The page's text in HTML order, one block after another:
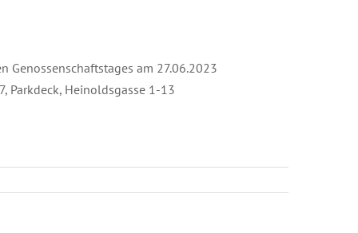
am 27.06.2023
Parkdeck, Heinoldsgasse 1-13